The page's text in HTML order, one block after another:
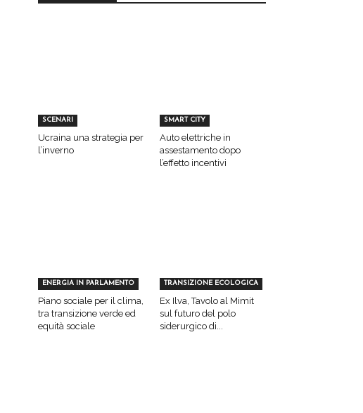
SCENARI
Ucraina una strategia per
l’inverno
SMART CITY
Auto elettriche in
assestamento dopo
l’effetto incentivi
ENERGIA IN PARLAMENTO
Piano sociale per il clima,
tra transizione verde ed
equità sociale
TRANSIZIONE ECOLOGICA
Ex Ilva, Tavolo al Mimit
sul futuro del polo
siderurgico di...